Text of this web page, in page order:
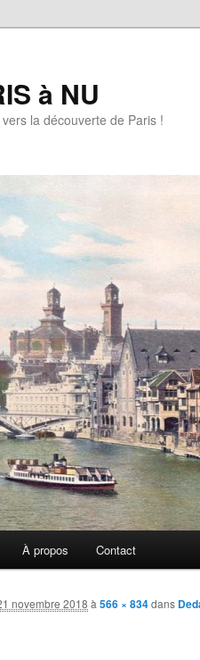
à NU
la découverte de Paris !
À propos Contact
novembre 2018 à566 × 834dans